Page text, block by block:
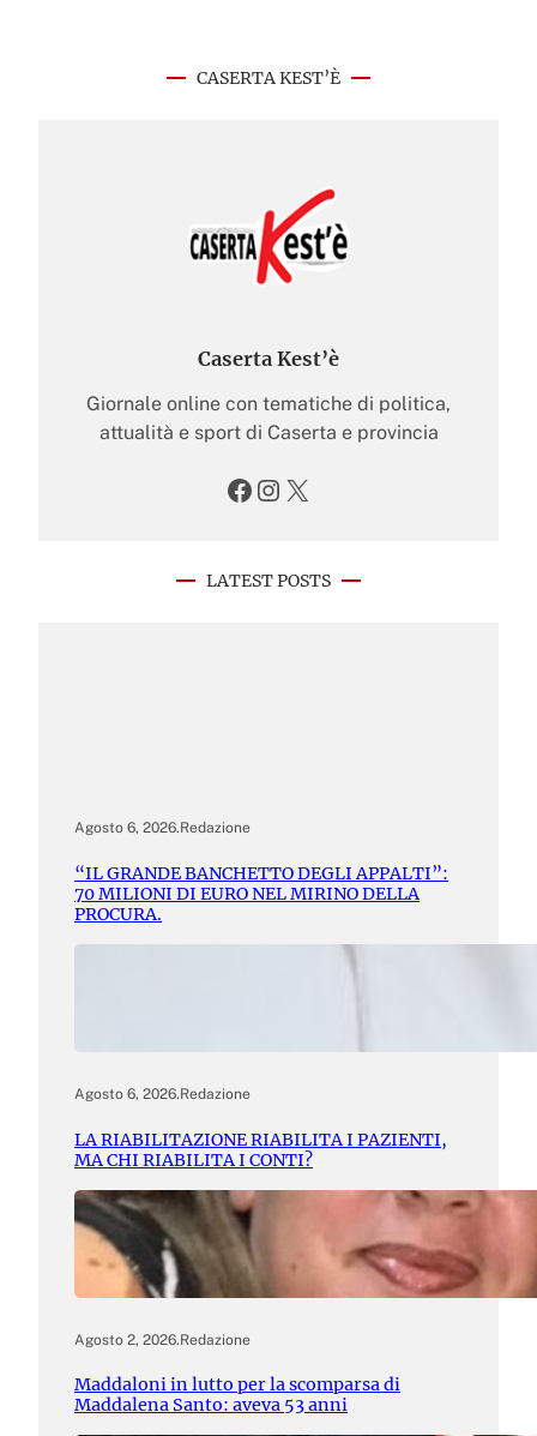
CASERTA KEST’È
Caserta Kest’è
Giornale online con tematiche di politica,
attualità e sport di Caserta e provincia
Facebook Instagram X
LATEST POSTS
Agosto 6, 2026.Redazione
“IL GRANDE BANCHETTO DEGLI APPALTI”:
70 MILIONI DI EURO NEL MIRINO DELLA
PROCURA.
Agosto 6, 2026.Redazione
LA RIABILITAZIONE RIABILITA I PAZIENTI,
MA CHI RIABILITA I CONTI?
Agosto 2, 2026.Redazione
Maddaloni in lutto per la scomparsa di
Maddalena Santo: aveva 53 anni